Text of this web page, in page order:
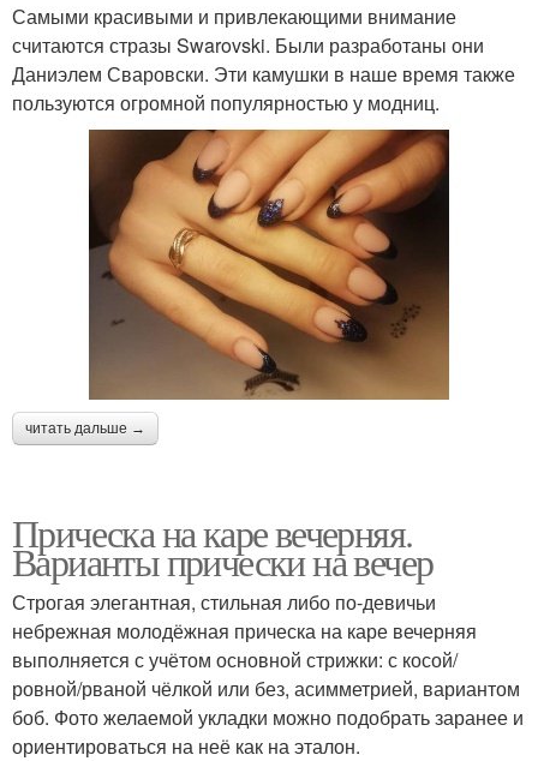
Самыми красивыми и привлекающими внимание
считаются стразы Swarovski. Были разработаны они
Даниэлем Сваровски. Эти камушки в наше время также
пользуются огромной популярностью у модниц.
читать дальше →
Прическа на каре вечерняя.
Варианты прически на вечер
Строгая элегантная, стильная либо по-девичьи
небрежная молодёжная прическа на каре вечерняя
выполняется с учётом основной стрижки: с косой/
ровной/рваной чёлкой или без, асимметрией, вариантом
боб. Фото желаемой укладки можно подобрать заранее и
ориентироваться на неё как на эталон.